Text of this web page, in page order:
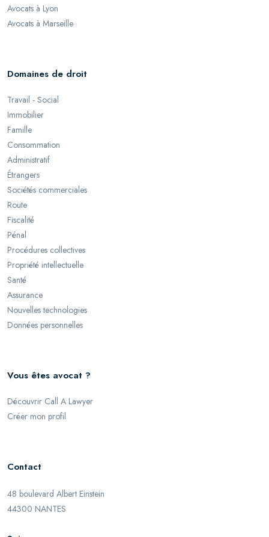
Avocats à Lyon
Avocats à Marseille
Domaines de droit
Travail - Social
Immobilier
Famille
Consommation
Administratif
Étrangers
Sociétés commerciales
Route
Fiscalité
Pénal
Procédures collectives
Propriété intellectuelle
Santé
Assurance
Nouvelles technologies
Données personnelles
Vous êtes avocat ?
Découvrir Call A Lawyer
Créer mon profil
Contact
48 boulevard Albert Einstein
44300 NANTES